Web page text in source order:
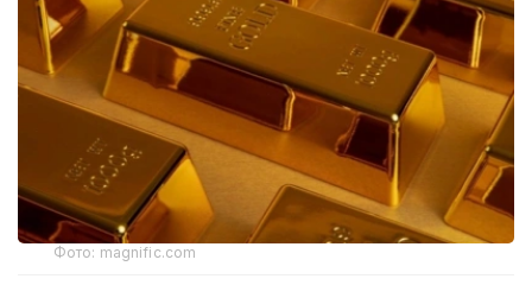
Фото: magnific.com